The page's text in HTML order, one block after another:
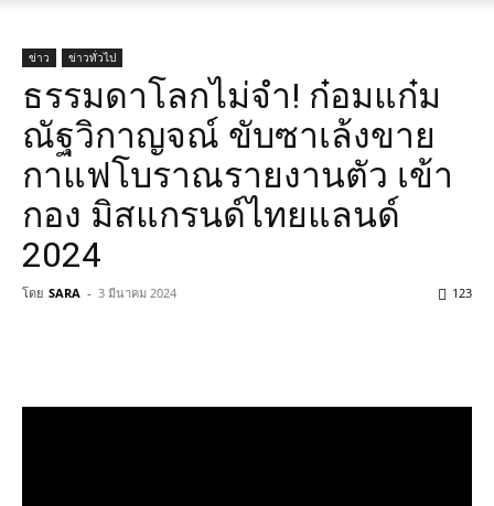
ข่าว ข่าวทั่วไป
ธรรมดาโลกไม่จำ! ก๋อมแก๋ม
ณัฐวิกาญจณ์ ขับซาเล้งขาย
กาแฟโบราณรายงานตัว เข้า
กอง มิสแกรนด์ไทยแลนด์
2024
โดย SARA - 3 มีนาคม 2024 123